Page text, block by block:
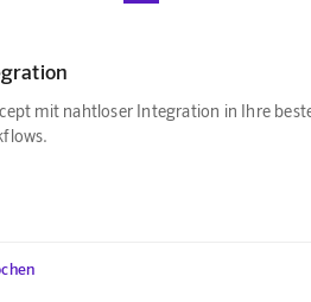
mit nahtloser Integration in Ihre